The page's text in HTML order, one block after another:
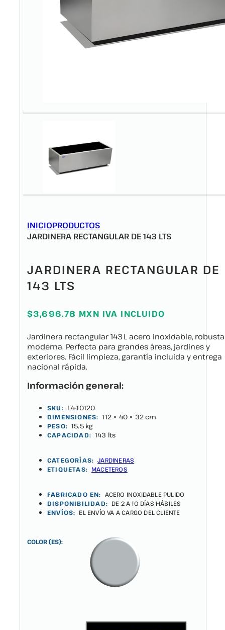
INICIOPRODUCTOS
JARDINERA RECTANGULAR DE 143 LTS
JARDINERA RECTANGULAR DE
143 LTS
$3,696.78 MXN IVA INCLUIDO
Jardinera rectangular 143 L acero inoxidable,
moderna. Perfecta para grandes áreas, jardines y
exteriores. Fácil limpieza, garantía incluida y entrega
nacional rápida.
Información general:
SKU: E4-10120
DIMENSIONES: 112 × 40 × 32 cm
PESO: 15.5 kg
CAPACIDAD: 143 lts
CATEGORÍAS: JARDINERAS
ETIQUETAS: MACETEROS
FABRICADO EN: ACERO INOXIDABLE PULIDO
DISPONIBILIDAD: DE 2 A 10 DÍAS HÁBILES
ENVÍOS: EL ENVÍO VA A CARGO DEL CLIENTE
COLOR (ES):